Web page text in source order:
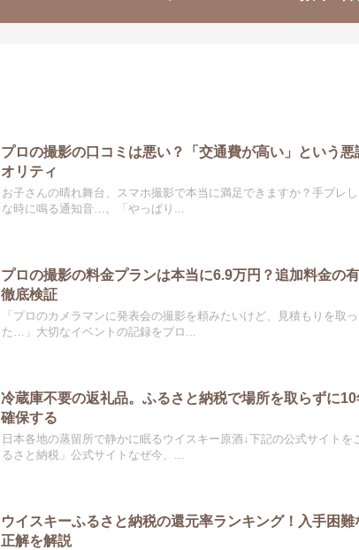
プロの撮影の口コミは悪い？「交通費が高い」という
オリティ
お子さんの晴れ舞台、スマホ撮影で本当に満足できますか？手ブレ
な時に鳴る通知音…。「やっぱり...
プロの撮影の料金プランは本当に6.9万円？追加料金の
徹底検証
「プロのカメラマンに発表会の撮影を頼みたいけど、見積もりを取
た…」大切なイベントの記録をプロ...
冷蔵庫不要の返礼品。ふるさと納税で場所を取らずに
確保する
日本各地の蒸留所で静かに眠るウイスキー原酒↓下記の公式サイトを
るさと納税」公式サイトなぜ今、...
ウイスキーふるさと納税の還元率ランキング！入手困
正解を解説